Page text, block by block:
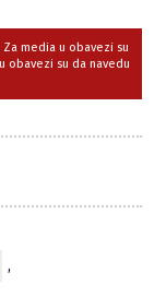
media u obavezi su
obavezi su da navedu
,